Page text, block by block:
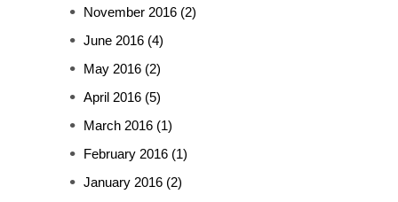
November 2016 (2)
June 2016 (4)
May 2016 (2)
April 2016 (5)
March 2016 (1)
February 2016 (1)
January 2016 (2)